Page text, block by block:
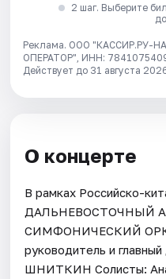
2 шаг. Выберите
Реклама. ООО "КАССИР.РУ-
ОПЕРАТОР", ИНН:
Действует до 31 августа
О концерте
В рамках Российско-
ДАЛЬНЕВОСТОЧНЫЙ
СИМФОНИЧЕСКИЙ
руководитель и
ШНИТКИН Солисты: